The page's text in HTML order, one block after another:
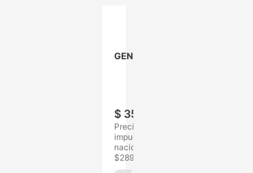
GENÉRICA
$ 3500
Precio sin
impuestos
nacionales:
$2892